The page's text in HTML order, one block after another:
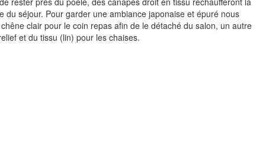
séjour. Pour garder une ambiance japonaise et épuré nous
clair pour le coin repas afin de le détaché du salon, un autre
et du tissu (lin) pour les chaises.